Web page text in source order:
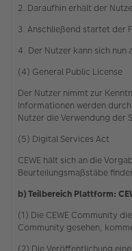
2. Daraufhin erhält der
3. Anschließend startet der
4. Der Nutzer kann sich nun
(4) General Public License
Der Nutzer nimmt zur
Informationen werden
Nutzer die Verwendung der
(5) Digital Services Act
CEWE hält sich an die
Beurteilungsmaßstäbe
b) Teilbereich Plattform:
(1) Die CEWE Community
Community gesehen,
(2) Die Veröffentlichung